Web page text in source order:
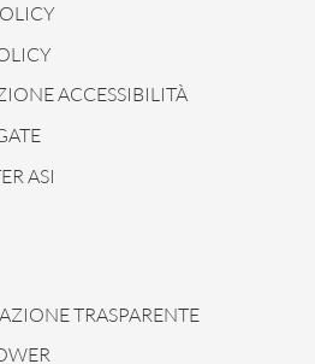
ACCESSIBILITÀ
ASI
TRASPARENTE